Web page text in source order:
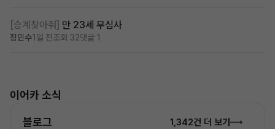
[승계찾아줘] 만 23세 무심사
장민수1일 전조회 32댓글 1
이어카 소식
블로그 1,342건 더 보기